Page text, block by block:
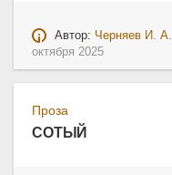
Автор: Черняев И. А.
октября 2025
Проза
СОТЫЙ